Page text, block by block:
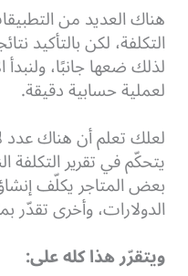
هناك العديد من
التكلفة، لكن بالتأكيد
لذلك ضعها جانبًا،
لعملية حسابية دقيقة.
لعلك تعلم أن هناك
يتحكّم في تقرير التكلفة
بعض المتاجر يكلّف
الدولارات، وأخرى تقدّر
ويتقرّر هذا كله على: